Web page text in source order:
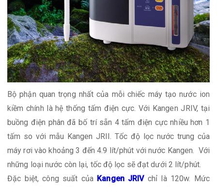
Bộ phận quan trọng nhất của mỗi chiếc máy tạo nước ion
kiềm chính là hệ thống tấm điện cực. Với Kangen JRIV, tại
buồng điện phân đã bố trí sẵn 4 tấm điện cực nhiều hơn 1
tấm so với mẫu Kangen JRII. Tốc độ lọc nước trung của
máy rơi vào khoảng 3 đến 4.9 lít/phút với nước Kangen. Với
những loại nước còn lại, tốc độ lọc sẽ đạt dưới 2 lít/phút.
Đặc biệt, công suất của Kangen JRIV chỉ là 120w. Mức